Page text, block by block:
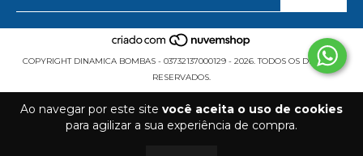
Ao navegar por este site você aceita o uso de cookies
para agilizar a sua experiência de compra.
COPYRIGHT DINAMICA BOMBAS - 03732137000129 - 2026. TODOS OS DIREITOS
RESERVADOS.